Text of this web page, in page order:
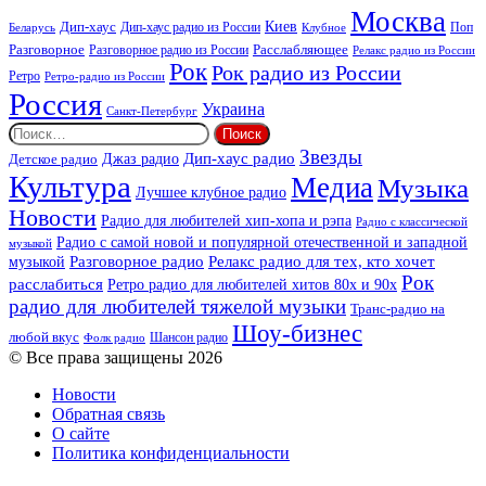
Беларусь Дип-хаус Дип-хаус радио из России Киев Клубное Москва Поп
Разговорное Разговорное радио из России Расслабляющее Релакс радио из России
Ретро Ретро-радио из России РокРок радио из России
Россия Санкт-Петербург Украина
Найти:
Детское радио Джаз радио Дип-хаус радио Звезды
Культура Лучшее клубное радио МедиаМузыка
Новости Радио для любителей хип-хопа и рэпа Радио с классической
музыкой Радио с самой новой и популярной отечественной и западной
музыкой Разговорное радио Релакс радио для тех, кто хочет
расслабиться Ретро радио для любителей хитов 80х и 90х Рок
радио для любителей тяжелой музыки Транс-радио на
любой вкус Фолк радио Шансон радио Шоу-бизнес
© Все права защищены 2026
Новости
Обратная связь
О сайте
Политика конфиденциальности